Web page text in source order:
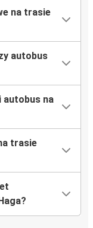
na trasie
autobus
na
trasie